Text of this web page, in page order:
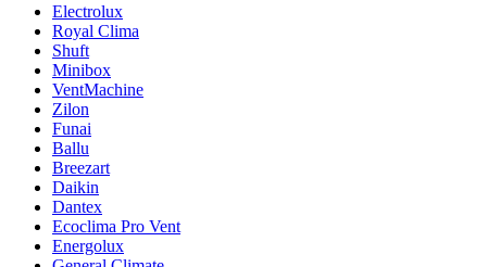
Electrolux
Royal Clima
Shuft
Minibox
VentMachine
Zilon
Funai
Ballu
Breezart
Daikin
Dantex
Ecoclima Pro Vent
Energolux